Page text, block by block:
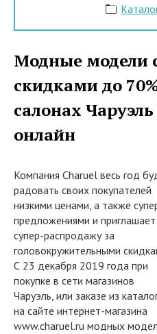
Модные модели
скидками до
салонах
онлайн
Компания Charuel весь год
радовать своих покупателей
низкими ценами, а также
предложениями и
супер-распродажу за
головокружительными
С 23 декабря 2019 года при
покупке в сети магазинов
Чаруэль, или заказе из
на сайте интернет-магазина
www.charuel.ru модных